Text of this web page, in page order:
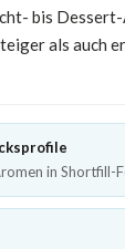
bis
als auch
in Shortfill-